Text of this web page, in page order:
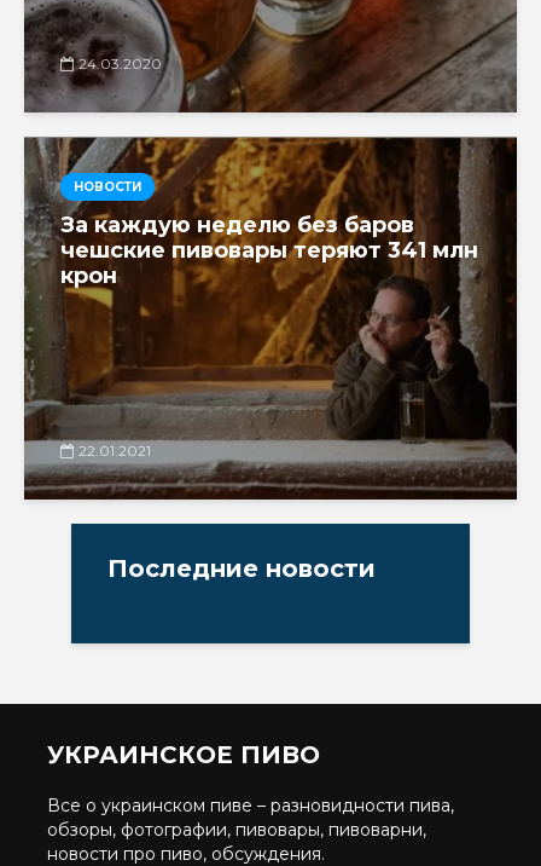
24.03.2020
НОВОСТИ
За каждую неделю без баров
чешские пивовары теряют 341 млн
крон
22.01.2021
Последние новости
УКРАИНСКОЕ ПИВО
Все о украинском пиве – разновидности пива,
обзоры, фотографии, пивовары, пивоварни,
новости про пиво, обсуждения.